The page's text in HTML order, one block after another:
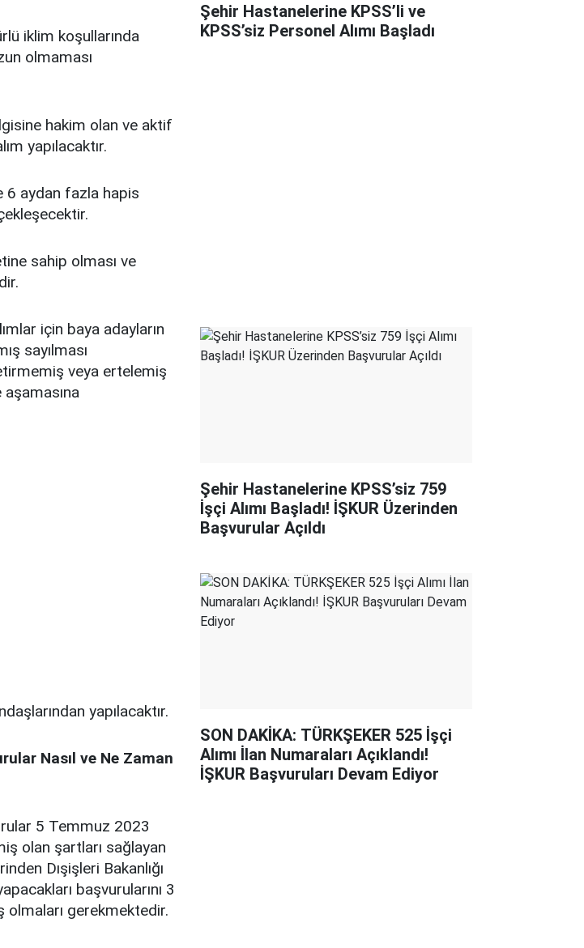
iklim koşullarında
olmaması
hakim olan ve aktif
yapılacaktır.
6 aydan fazla hapis
sahip olması ve
için baya adayların
sayılması
veya ertelemiş
yapılacaktır.
Nasıl ve Ne Zaman
5 Temmuz 2023
olan şartları sağlayan
Dışişleri Bakanlığı
başvurularını 3
gerekmektedir.
Şehir Hastanelerine KPSS’li ve
KPSS’siz Personel Alımı Başladı
Şehir Hastanelerine KPSS’siz 759
İşçi Alımı Başladı! İŞKUR Üzerinden
Başvurular Açıldı
SON DAKİKA: TÜRKŞEKER 525 İşçi
Alımı İlan Numaraları Açıklandı!
İŞKUR Başvuruları Devam Ediyor